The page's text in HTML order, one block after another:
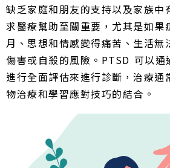
缺乏家庭和朋友的支持以及家族中
求醫療幫助至關重要，尤其是如果
月、思想和情感變得痛苦、生活無
傷害或自殺的風險。PTSD 可以通
進行全面評估來進行診斷，治療通
物治療和學習應對技巧的結合。